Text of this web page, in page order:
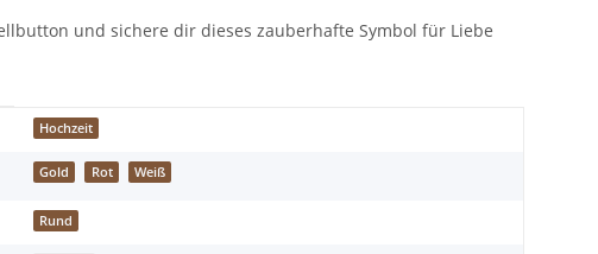
und sichere dir dieses zauberhafte Symbol für Liebe
Hochzeit
Gold Rot Weiß
Rund